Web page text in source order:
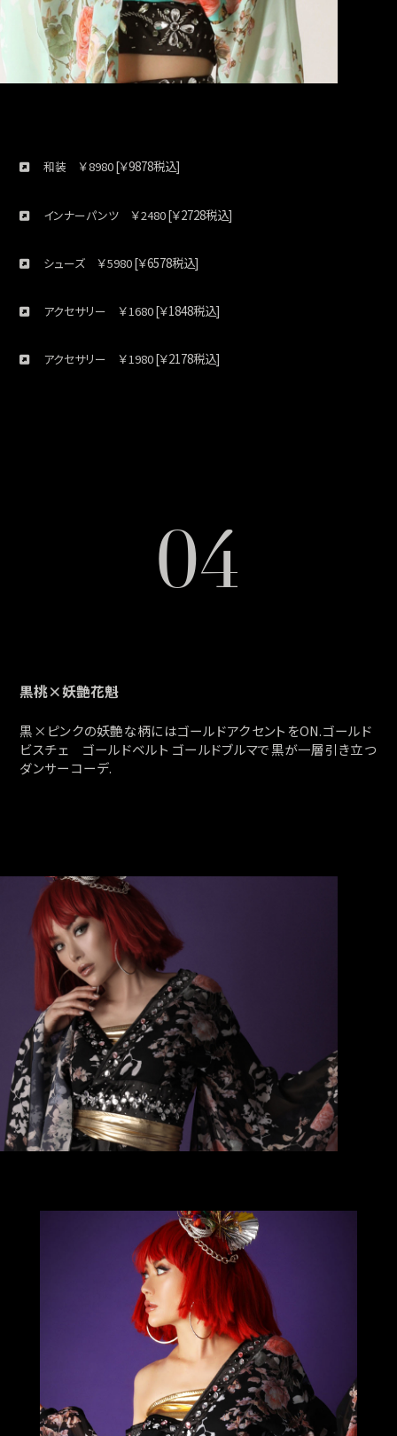
和装 ￥8980[￥9878税込]
インナーパンツ ￥2480[￥2728税込]
シューズ ￥5980[￥6578税込]
アクセサリー ￥1680[￥1848税込]
アクセサリー ￥1980[￥2178税込]
04
黒桃×妖艶花魁
黒×ピンクの妖艶な柄にはゴールドアクセントをON.ゴールド
ビスチェ ゴールドベルト ゴールドブルマで黒が一層引き立つ
ダンサーコーデ.